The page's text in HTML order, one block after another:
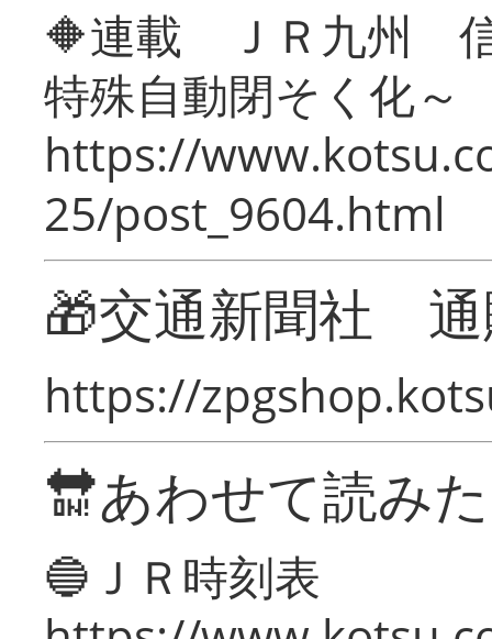
🔶連載 ＪＲ九州 信
特殊自動閉そく化～
https://
25/post_9604.html
🎁交通新聞社
https://
🔛あわせて読み
🔵ＪＲ時刻表